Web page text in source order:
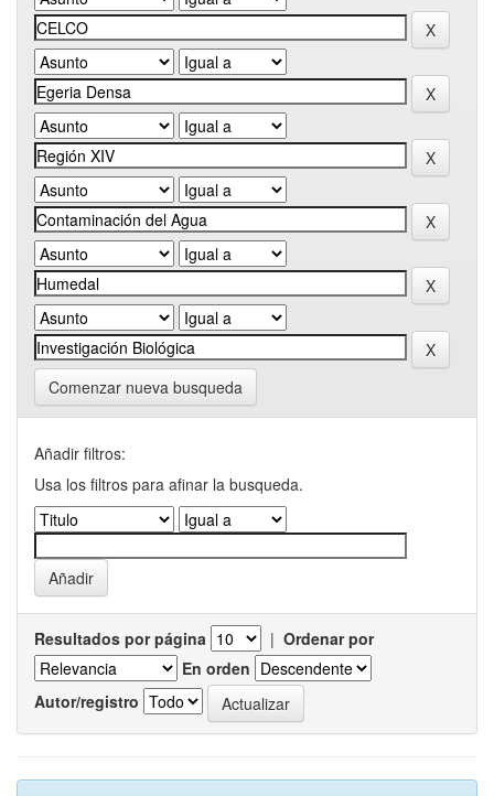
Comenzar nueva busqueda
Añadir filtros:
Usa los filtros para afinar la busqueda.
Resultados por página | Ordenar por
En orden
Autor/registro